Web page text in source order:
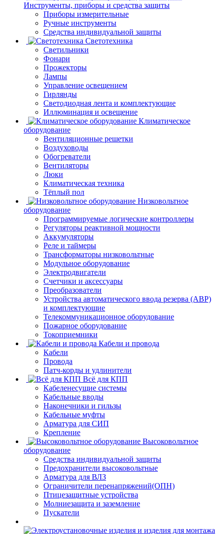
Инструменты, приборы и средства защиты
Приборы измерительные
Ручные инструменты
Средства индивидуальной защиты
Светотехника
Светильники
Фонари
Прожекторы
Лампы
Управление освещением
Гирлянды
Светодиодная лента и комплектующие
Иллюминация и освещение
Климатическое
оборудование
Вентиляционные решетки
Воздуховоды
Обогреватели
Вентиляторы
Люки
Климатическая техника
Тёплый пол
Низковольтное
оборудование
Программируемые логические контроллеры
Регуляторы реактивной мощности
Аккумуляторы
Реле и таймеры
Трансформаторы низковольтные
Модульное оборудование
Электродвигатели
Счетчики и аксессуары
Преобразователи
Устройства автоматического ввода резерва (АВР)
и комплектующие
Телекоммуникационное оборудование
Пожарное оборудование
Токоприемники
Кабели и провода
Кабели
Провода
Патч-корды и удлинители
Всё для КПП
Кабеленесущие системы
Кабельные вводы
Наконечники и гильзы
Кабельные муфты
Арматура для СИП
Крепление
Высоковольтное
оборудование
Средства индивидуальной защиты
Предохранители высоковольтные
Арматура для ВЛЗ
Ограничители перенапряжений(ОПН)
Птицезащитные устройства
Молниезащита и заземление
Пускатели